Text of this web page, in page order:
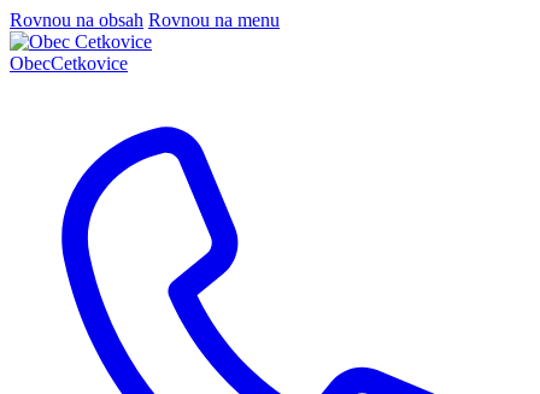
Rovnou na obsah Rovnou na menu
ObecCetkovice